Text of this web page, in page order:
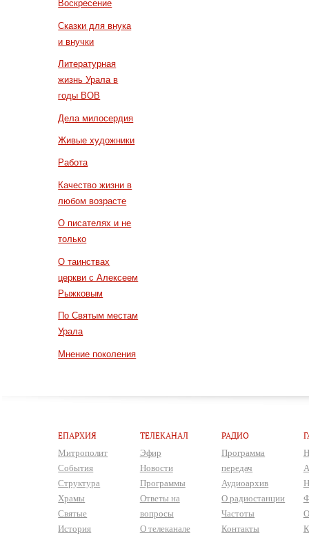
Воскресение
Сказки для внука
и внучки
Литературная
жизнь Урала в
годы ВОВ
Дела милосердия
Живые художники
Работа
Качество жизни в
любом возрасте
О писателях и не
только
О таинствах
церкви с Алексеем
Рыжковым
По Святым местам
Урала
Мнение поколения
ЕПАРХИЯ
Митрополит
События
Структура
Храмы
Святые
История
ТЕЛЕКАНАЛ
Эфир
Новости
Программы
Ответы на
вопросы
О телеканале
РАДИО
Программа
передач
Аудиоархив
О радиостанции
Частоты
Контакты